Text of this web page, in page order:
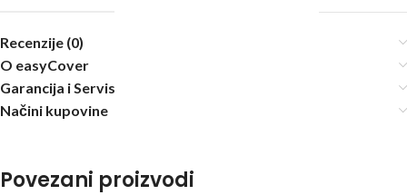
Recenzije (0)
O easyCover
Garancija i Servis
Načini kupovine
Povezani proizvodi